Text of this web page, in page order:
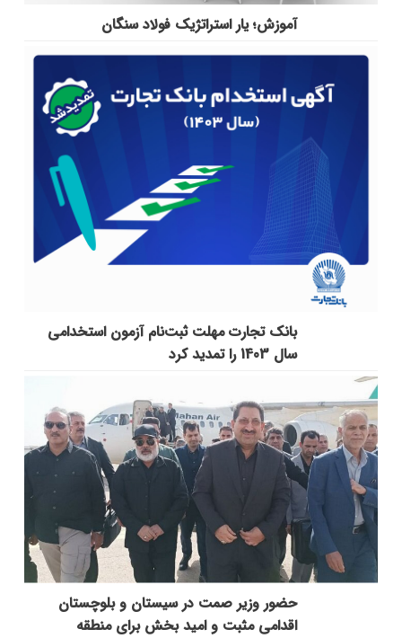
آموزش؛ یار استراتژیک فولاد سنگان
بانک تجارت مهلت ثبت‌نام آزمون استخدامی
سال 1403 را تمدید کرد
حضور وزیر صمت در سیستان و بلوچستان
اقدامی مثبت و امید بخش برای منطقه